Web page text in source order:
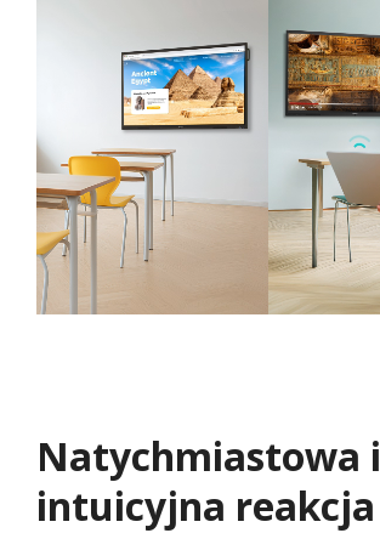
Natychmiastowa i
intuicyjna reakcja